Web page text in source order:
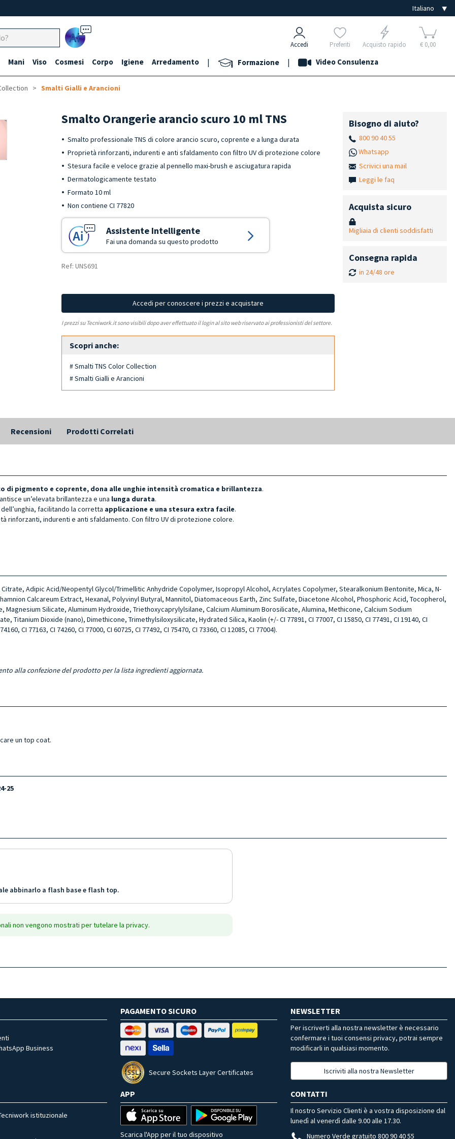
Ai Accedi Preferiti Acquisto rapido € 0,00
Mani Viso Cosmesi Corpo Igiene Arredamento | Formazione | Video Consulenza
Smalti Gialli e Arancioni
Smalto Orangerie arancio scuro 10 ml TNS
Smalto professionale TNS di colore arancio scuro, coprente e a lunga durata
Proprietà rinforzanti, indurenti e anti sfaldamento con filtro UV di protezione colore
Stesura facile e veloce grazie al pennello maxi-brush e asciugatura rapida
Dermatologicamente testato
Formato 10 ml
Non contiene CI 77820
Assistente Intelligente
Fai una domanda su questo prodotto
Ref: UNS691
Accedi per conoscere i prezzi e acquistare
I prezzi su Tecniwork.it sono visibili dopo aver effettuato il login al sito web riservato ai professionisti del settore.
Scopri anche:
# Smalti TNS Color Collection
# Smalti Gialli e Arancioni
Bisogno di aiuto?
800 90 40 55
Whatsapp
Scrivici una mail
Leggi le faq
Acquista sicuro
Migliaia di clienti soddisfatti
Consegna rapida
in 24/48 ore
Recensioni Prodotti Correlati
di pigmento e coprente, dona alle unghie intensità cromatica e brillantezza.
un’elevata brillantezza e una lunga durata.
facilitando la corretta applicazione e una stesura extra facile.
rinforzanti, indurenti e anti sfaldamento. Con filtro UV di protezione colore.
Adipic Acid/Neopentyl Glycol/Trimellitic Anhydride Copolymer, Isopropyl Alcohol, Acrylates Copolymer, Stearalkonium Bentonite, Mica, N-
Calcareum Extract, Hexanal, Polyvinyl Butyral, Mannitol, Diatomaceous Earth, Zinc Sulfate, Diacetone Alcohol, Phosphoric Acid, Tocopherol,
Silicate, Aluminum Hydroxide, Triethoxycaprylylsilane, Calcium Aluminum Borosilicate, Alumina, Methicone, Calcium Sodium
Titanium Dioxide (nano), Dimethicone, Trimethylsiloxysilicate, Hydrated Silica, Kaolin (+/- CI 77891, CI 77007, CI 15850, CI 77491, CI 19140, CI
CI 77163, CI 74260, CI 77000, CI 60725, CI 77492, CI 75470, CI 73360, CI 12085, CI 77004).
alla confezione del prodotto per la lista ingredienti aggiornata.
un top coat.
25
abbinarlo a flash base e flash top.
non vengono mostrati per tutelare la privacy.
Business
PAGAMENTO SICURO
Secure Sockets Layer Certificates
NEWSLETTER
Per iscriverti alla nostra newsletter è necessario
confermare i tuoi consensi privacy, potrai sempre
modificarli in qualsiasi momento.
Iscriviti alla nostra Newsletter
istituzionale
APP
Scarica l'App per il tuo dispositivo
CONTATTI
Il nostro Servizio Clienti è a vostra disposizione dal
lunedì al venerdì dalle 9.00 alle 17.30.
Numero Verde gratuito 800 90 40 55